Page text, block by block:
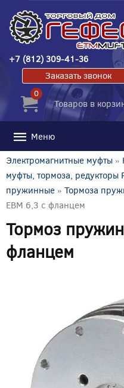
+7 (812) 309-41-36
Заказать звонок
0
Товаров в
Меню
Электромагнитные муфты »
муфты, тормоза, редукторы
пружинные » Тормоза
EBM 6,3 с фланцем
Тормоз
фланцем